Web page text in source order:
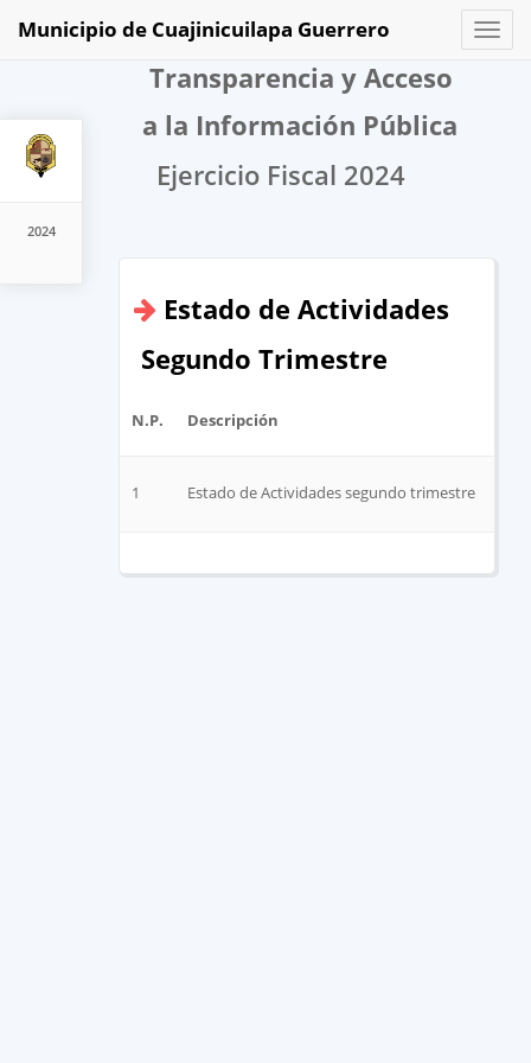
2024
Toggle
Municipio de Cuajinicuilapa Guerrero
Transparencia y Acceso
a la Información Pública
Ejercicio Fiscal 2024
Estado de Actividades
Segundo Trimestre
N.P. Descripción
1 Estado de Actividades segundo trimestre